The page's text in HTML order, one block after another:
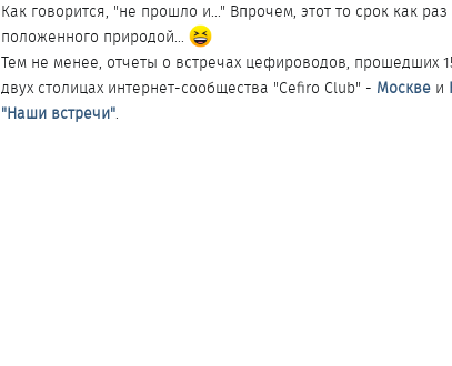
Как говорится, "не прошло и..." Впрочем, этот то срок как
положенного природой...
Тем не менее, отчеты о встречах цефироводов, прошедших
двух столицах интернет-сообщества "Cefiro Club" - Москве и
"Наши встречи".